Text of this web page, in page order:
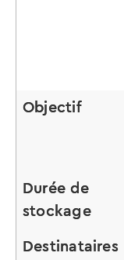
Objectif
Durée de
stockage
Destinataires